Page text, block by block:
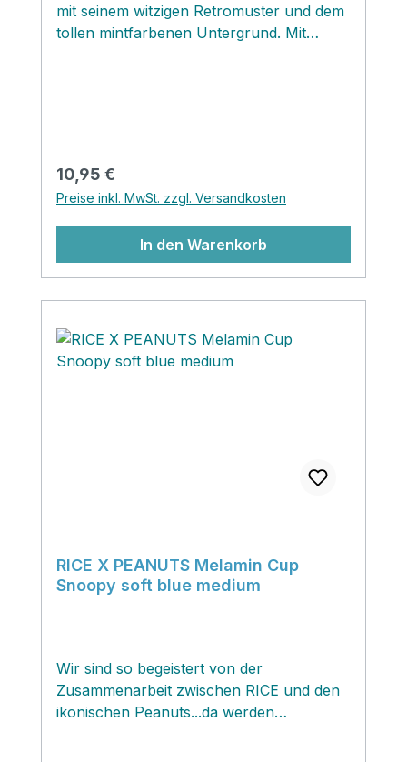
mit seinem witzigen Retromuster und dem
tollen mintfarbenen Untergrund. Mit
Regulärer Preis:
10,95 €
Preise inkl. MwSt. zzgl. Versandkosten
In den Warenkorb
RICE X PEANUTS Melamin Cup
Snoopy soft blue medium
Wir sind so begeistert von der
Zusammenarbeit zwischen RICE und den
ikonischen Peanuts...da werden